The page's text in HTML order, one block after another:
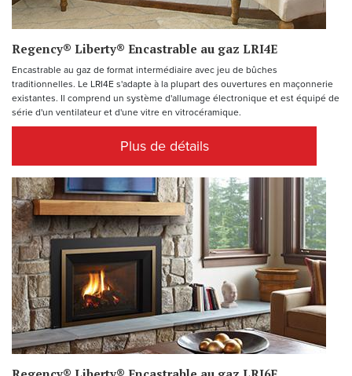
Regency® Liberty® Encastrable au gaz LRI4E
Encastrable au gaz de format intermédiaire avec jeu de bûches
traditionnelles. Le LRI4E s'adapte à la plupart des ouvertures en maçonnerie
existantes. Il comprend un système d'allumage électronique et est équipé de
série d'un ventilateur et d'une vitre en vitrocéramique.
Plus de détails